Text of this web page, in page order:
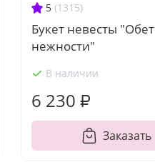
5 (1315)
Букет невесты "Обет
нежности"
В наличии
6 230 ₽
Заказать